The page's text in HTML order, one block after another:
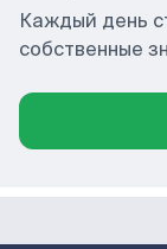
Каждый день
собственные